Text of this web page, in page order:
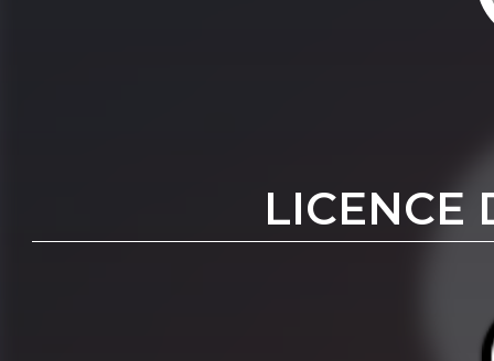
LICENCE